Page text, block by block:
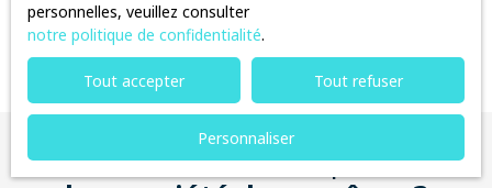
Aucun résultat
Vous ne trouvez pas
personnelles, veuillez consulter
notre politique de confidentialité.
Tout accepter Tout refuser
Personnaliser